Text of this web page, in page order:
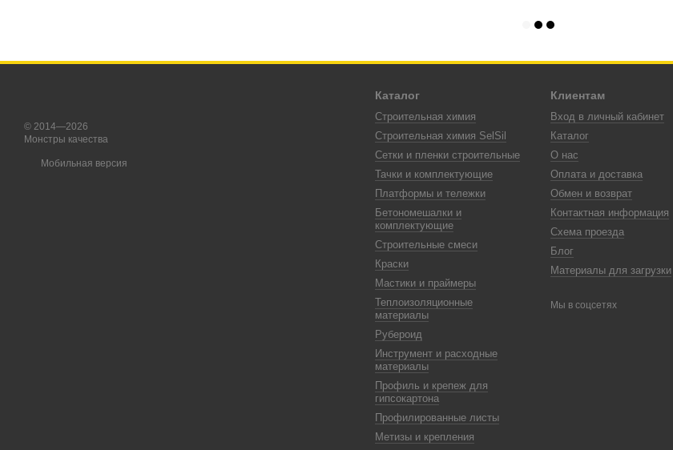
© 2014—2026
Монстры качества
Мобильная версия
Каталог
Строительная химия
Строительная химия SelSil
Сетки и пленки строительные
Тачки и комплектующие
Платформы и тележки
Бетономешалки и
комплектующие
Строительные смеси
Краски
Мастики и праймеры
Теплоизоляционные
материалы
Рубероид
Инструмент и расходные
материалы
Профиль и крепеж для
гипсокартона
Профилированные листы
Метизы и крепления
Клиентам
Вход в личный кабинет
Каталог
О нас
Оплата и доставка
Обмен и возврат
Контактная информация
Схема проезда
Блог
Материалы для загрузки
Мы в соцсетях